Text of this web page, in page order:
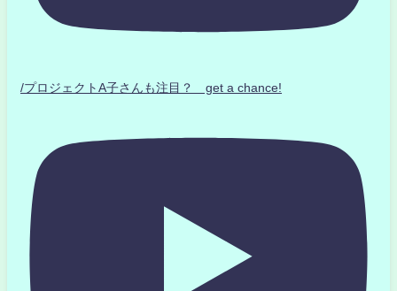
/プロジェクトA子さんも注目？ get a chance!